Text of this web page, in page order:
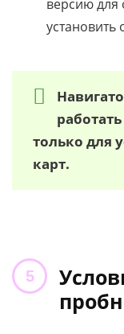
версию для
установить
только для
карт.